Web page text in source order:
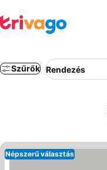
Szűrők Rendezés
Népszerű választás